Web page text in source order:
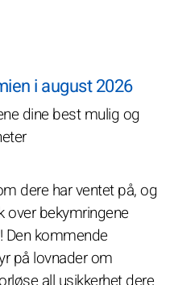
i august 2026
dine best mulig og
dere har ventet på, og
over bekymringene
Den kommende
på lovnader om